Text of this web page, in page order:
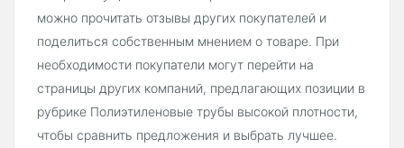
можно прочитать отзывы других покупателей и
поделиться собственным мнением о товаре. При
необходимости покупатели могут перейти на
страницы других компаний, предлагающих позиции в
рубрике Полиэтиленовые трубы высокой плотности,
чтобы сравнить предложения и выбрать лучшее.